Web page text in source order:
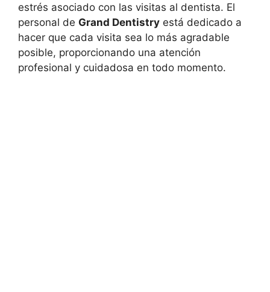
estrés asociado con las visitas al dentista. El
personal de Grand Dentistry está dedicado a
hacer que cada visita sea lo más agradable
posible, proporcionando una atención
profesional y cuidadosa en todo momento.